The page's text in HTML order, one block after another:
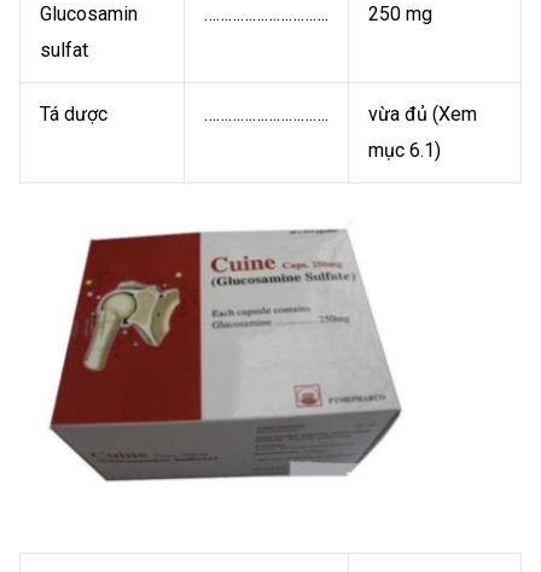
Glucosamin
sulfat
…………………………. 250 mg
Tá dược ………………………….
vừa đủ (Xem
mục 6.1)